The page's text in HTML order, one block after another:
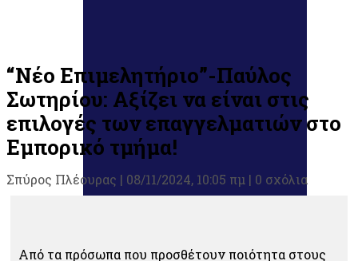
“Νέο Επιμελητήριο”-Παύλος
Σωτηρίου: Αξίζει να είναι στις
επιλογές των επαγγελματιών στο
Εμπορικό τμήμα!
Σπύρος Πλέουρας | 08/11/2024, 10:05 πμ | 0 σχόλια
Από τα πρόσωπα που προσθέτουν ποιότητα στους